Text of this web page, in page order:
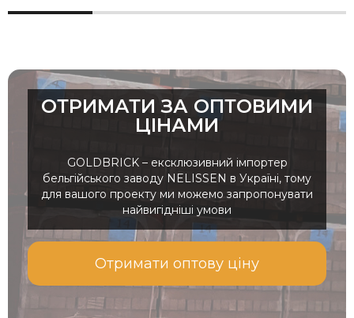
ОТРИМАТИ ЗА ОПТОВИМИ
ЦІНАМИ
GOLDBRICK – ексклюзивний імпортер
бельгійського заводу NELISSEN в Україні, тому
для вашого проекту ми можемо запропонувати
найвигідніші умови
Отримати оптову ціну